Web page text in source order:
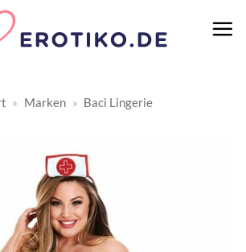
» Marken » Baci Lingerie